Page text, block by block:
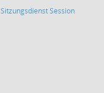
SitzungsdienstSession(Wird in